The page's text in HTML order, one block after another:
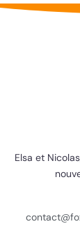
Elsa et